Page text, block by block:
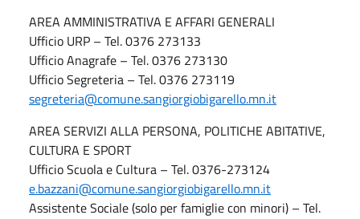
AREA AMMINISTRATIVA E AFFARI GENERALI
Ufficio URP – Tel. 0376 273133
Ufficio Anagrafe – Tel. 0376 273130
Ufficio Segreteria – Tel. 0376 273119
segreteria@comune.sangiorgiobigarello.mn.it
AREA SERVIZI ALLA PERSONA, POLITICHE ABITATIVE,
CULTURA E SPORT
Ufficio Scuola e Cultura – Tel. 0376-273124
e.bazzani@comune.sangiorgiobigarello.mn.it
Assistente Sociale (solo per famiglie con minori) – Tel.